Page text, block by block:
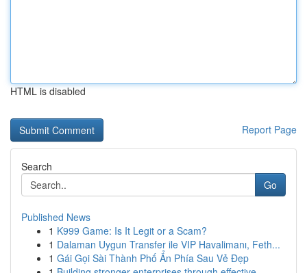
HTML is disabled
Report Page
Search
Go
Published News
1 K999 Game: Is It Legit or a Scam?
1 Dalaman Uygun Transfer ile VIP Havalimanı, Feth...
1 Gái Gọi Sài Thành Phố Ẩn Phía Sau Vẻ Đẹp